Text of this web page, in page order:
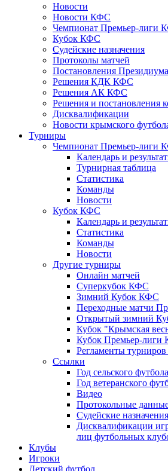
Новости
Новости КФС
Чемпионат Премьер-лиги
Кубок КФС
Судейские назначения
Протоколы матчей
Постановления
Решения КДК КФС
Решения АК КФС
Решения и постановления
Дисквалификации
Новости крымского
Турниры
Чемпионат Премьер-лиги
Календарь и
Турнирная таблица
Статистика
Команды
Новости
Кубок КФС
Календарь и
Статистика
Команды
Новости
Другие турниры
Онлайн матчей
Суперкубок КФС
Зимний Кубок КФС
Переходные матчи
Открытый зимний
Кубок "Крымская
Кубок Премьер-лиги
Регламенты
Ссылки
Год сельского
Год ветеранского
Видео
Протокольные
Судейские назначения
Дисквалификации
лиц футбольных
Клубы
Игроки
Детский футбол